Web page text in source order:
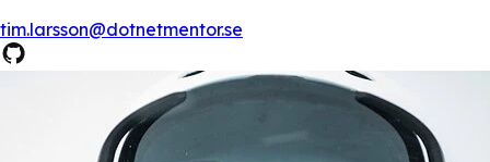
tim.larsson@dotnetmentor.se